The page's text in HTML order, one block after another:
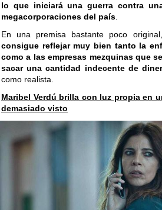
lo que iniciará una guerra contra
megacorporaciones del país
En una premisa bastante poco
consigue reflejar muy bien tanto la
como a las empresas mezquinas que
sacar una cantidad indecente de
como realista.
Maribel Verdú brilla con luz propia en
demasiado visto